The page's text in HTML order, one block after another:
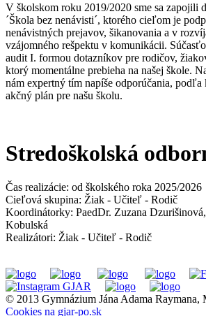
V školskom roku 2019/2020 sme sa zapojili
´Škola bez nenávisti´, ktorého cieľom je
nenávistných prejavov, šikanovania a v
vzájomného rešpektu v komunikácii.
audit I. formou dotazníkov pre rodičov,
ktorý momentálne prebieha na našej škole.
nám expertný tím napíše odporúčania,
akčný plán pre našu školu.
Stredoškolská
Čas realizácie: od školského roka 2025/2026
Cieľová skupina: Žiak - Učiteľ - Rodič
Koordinátorky: PaedDr. Zuzana
Kobulská
Realizátori: Žiak - Učiteľ - Rodič
© 2013 Gymnázium Jána Adama Raymana,
Cookies na gjar-po.sk